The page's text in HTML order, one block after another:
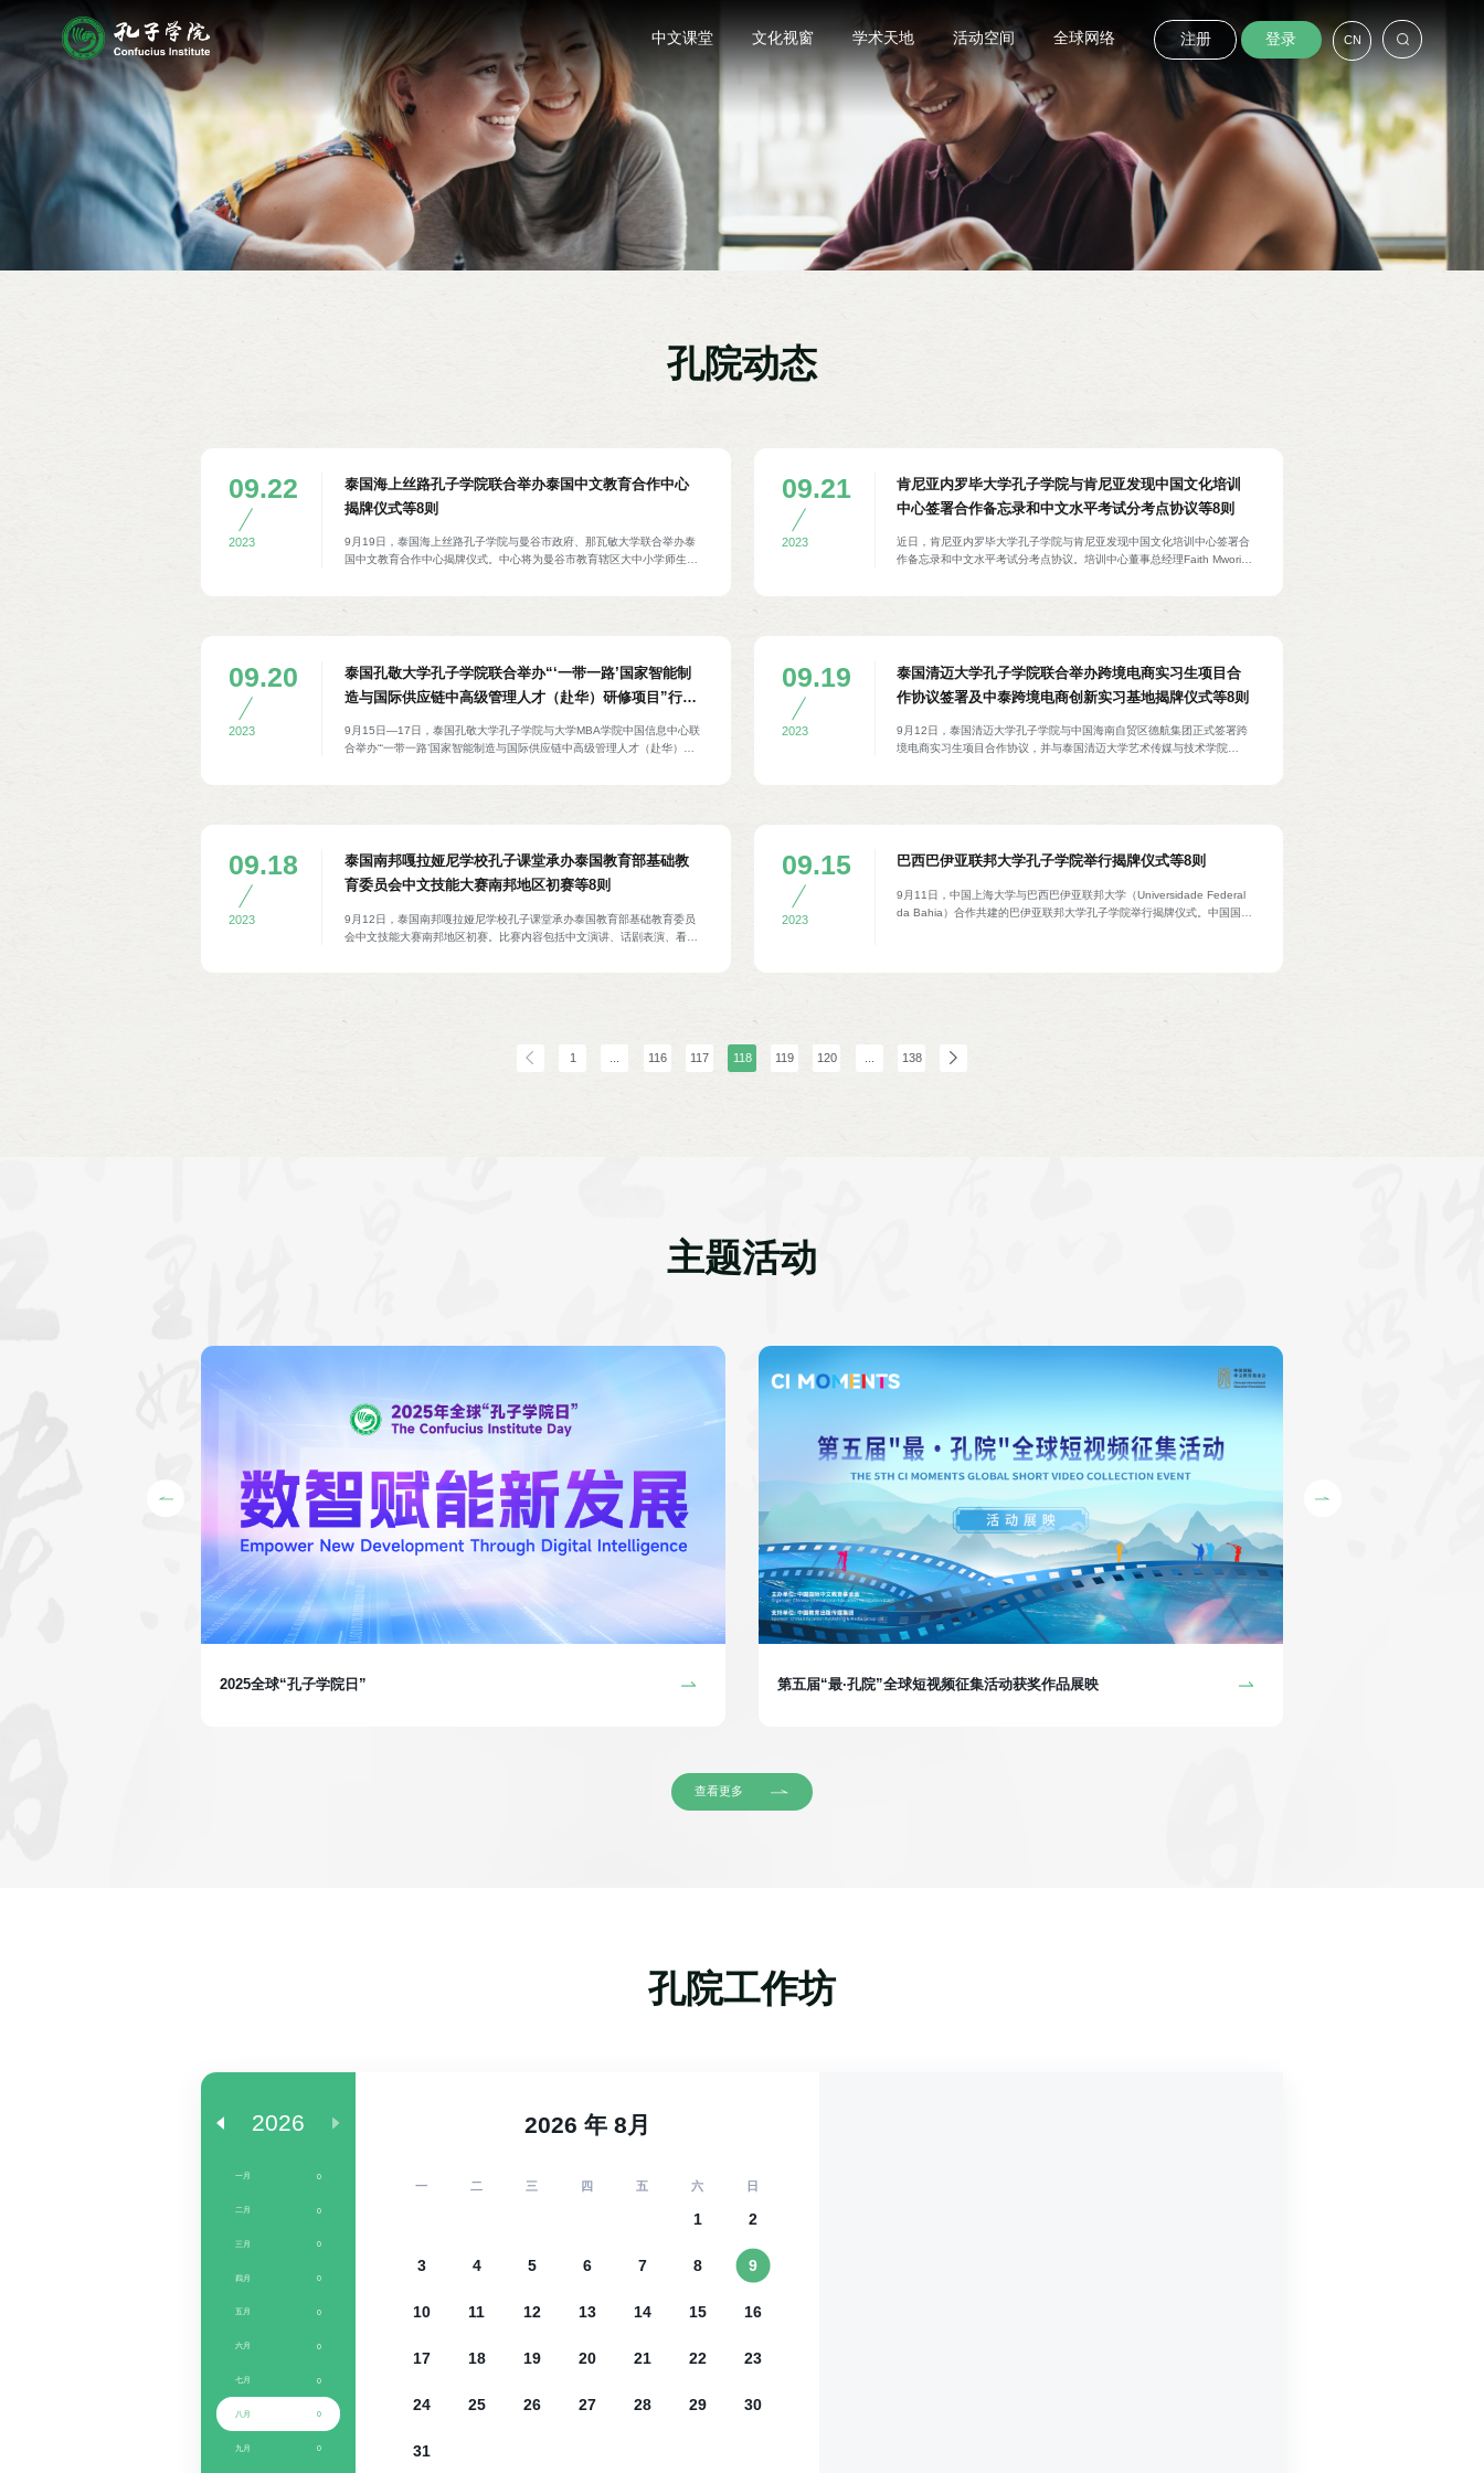
中文课堂 文化视窗 学术天地 活动空间 全球网络 注册 登录 CN
孔院动态
09.22
2023
泰国海上丝路孔子学院联合举办泰国中文教育合作中心
揭牌仪式等8则
9月19日，泰国海上丝路孔子学院与曼谷市政府、那瓦敏大学联合举办泰
国中文教育合作中心揭牌仪式。中心将为曼谷市教育辖区大中小学师生、
训练中心，旨在成为背靠曼谷、面向东盟的中国文化艺术培训交流平台。
孔院教师及曼谷市政府、那瓦敏大学相关负责人等参加。
09.21
2023
肯尼亚内罗毕大学孔子学院与肯尼亚发现中国文化培训
中心签署合作备忘录和中文水平考试分考点协议等8则
近日，肯尼亚内罗毕大学孔子学院与肯尼亚发现中国文化培训中心签署合
作备忘录和中文水平考试分考点协议。培训中心董事总经理Faith Mworia
09.20
2023
泰国孔敬大学孔子学院联合举办“‘一带一路’国家智能制
造与国际供应链中高级管理人才（赴华）研修项目”行前
9月15日—17日，泰国孔敬大学孔子学院与大学MBA学院中国信息中心联
合举办“‘一带一路’国家智能制造与国际供应链中高级管理人才（赴华）研
孔院中方院长张家政等围绕中泰贸易现状及趋势、中国经济发展历程及趋
09.19
2023
泰国清迈大学孔子学院联合举办跨境电商实习生项目合
作协议签署及中泰跨境电商创新实习基地揭牌仪式等8则
9月12日，泰国清迈大学孔子学院与中国海南自贸区德航集团正式签署跨
境电商实习生项目合作协议，并与泰国清迈大学艺术传媒与技术学院
中泰跨境电商创新实习基地揭牌仪式。创新实习基地的建设旨在整合中泰
高技术技能的跨境电商人才。中国海南自贸区德航集团执行董事长路平，
中国三亚航空旅游职业学院董事长兼校长杨涵涛，三亚市商务局副局长李
海洁，三亚市投资促进局产业二部招商主任齐晓妍及孔院中方院长连晨等
参加。
09.18
2023
泰国南邦嘎拉娅尼学校孔子课堂承办泰国教育部基础教
育委员会中文技能大赛南邦地区初赛等8则
9月12日，泰国南邦嘎拉娅尼学校孔子课堂承办泰国教育部基础教育委员
会中文技能大赛南邦地区初赛。比赛内容包括中文演讲、话剧表演、看图
09.15
2023
巴西巴伊亚联邦大学孔子学院举行揭牌仪式等8则
9月11日，中国上海大学与巴西巴伊亚联邦大学（Universidade Federal
da Bahia）合作共建的巴伊亚联邦大学孔子学院举行揭牌仪式。中国国际
Miguez），孔院巴方院长埃尔莎·索萨（Elsa Sousa）、中方院长张琨，
巴企业及师生代表等200余人参加。
1 116 117 118 119 120 138
主题活动
2025全球“孔子学院日” 第五届“最·孔院”全球短视频征集活动获奖作品展映
查看更多
孔院工作坊
2026
一月 0
二月 0
三月 0
四月 0
五月 0
六月 0
七月 0
八月 0
九月 0
2026 年 8 月
一 二 三 四 五 六 日
1 2
3 4 5 6 7 8 9
10 11 12 13 14 15 16
17 18 19 20 21 22 23
24 25 26 27 28 29 30
31